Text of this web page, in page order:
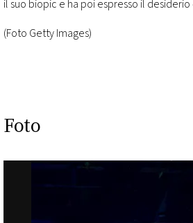
il suo biopic e ha poi espresso il
(Foto Getty Images)
Foto